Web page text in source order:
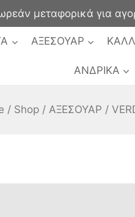
μεταφορικά για
ΑΞΕΣΟΥΑΡ
ΑΝΔΡΙΚΑ
/ Shop / ΑΞΕΣΟΥΑΡ /